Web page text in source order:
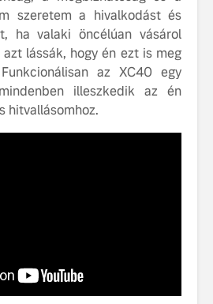
szeretem a hivalkodást és
ha valaki öncélúan vásárol
lássák, hogy én ezt is meg
az XC40 egy
illeszkedik az én
hitvallásomhoz.